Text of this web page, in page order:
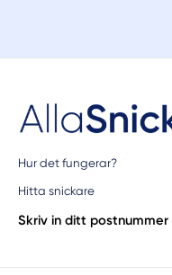
Hur det fungerar?
Hitta snickare
Skriv in ditt postnummer